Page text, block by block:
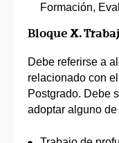
Formación,
Bloque X.
Debe referirse a
relacionado con
Postgrado. Debe
adoptar alguno